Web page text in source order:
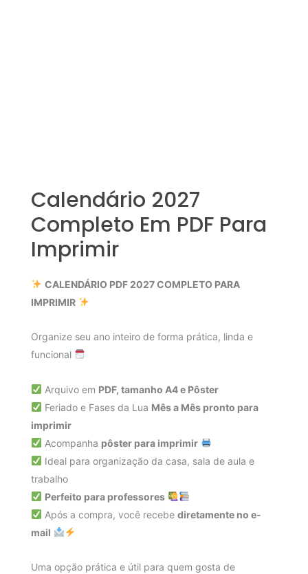
Calendário 2027
Completo Em PDF Para
Imprimir
CALENDÁRIO PDF 2027 COMPLETO PARA
IMPRIMIR
Organize seu ano inteiro de forma prática, linda e
funcional
Arquivo em PDF, tamanho A4 e Pôster
Feriado e Fases da Lua Mês a Mês pronto para
imprimir
Acompanha pôster para imprimir
Ideal para organização da casa, sala de aula e
trabalho
Perfeito para professores
Após a compra, você recebe diretamente no e-
mail
Uma opção prática e útil para quem gosta de